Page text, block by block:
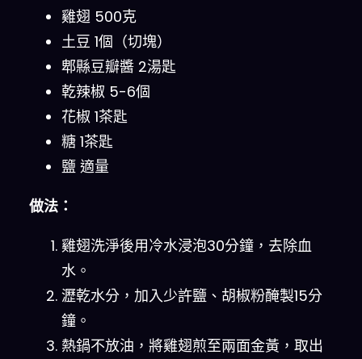
雞翅 500克
土豆 1個（切塊）
郫縣豆瓣醬 2湯匙
乾辣椒 5-6個
花椒 1茶匙
糖 1茶匙
鹽 適量
做法：
雞翅洗淨後用冷水浸泡30分鐘，去除血
水。
瀝乾水分，加入少許鹽、胡椒粉醃製15分
鐘。
熱鍋不放油，將雞翅煎至兩面金黃，取出